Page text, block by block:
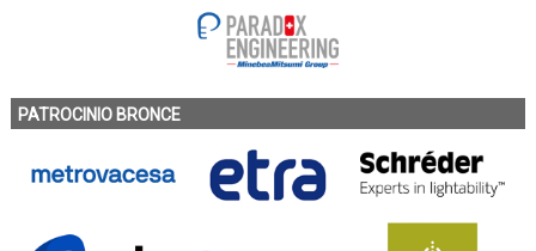
PATROCINIO BRONCE